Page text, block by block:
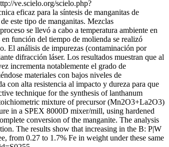
ve.scielo.org/scielo.php?
eficaz para la síntesis de manganitas de
este tipo de manganitas. Mezclas
se llevó a cabo a temperatura ambiente en
función del tiempo de molienda se realizó
El análisis de impurezas (contaminación por
difracción láser. Los resultados muestran que al
incrementa notablemente el grado de
materiales con bajos niveles de
con alta resistencia al impacto y dureza para que
technique for the synthesis of lanthanum
mixture of precursor (Mn2O3+La2O3)
in a SPEX 8000D mixer/mill, using hardened
conversion of the manganite. The analysis
The results show that increasing in the B: P|W
from 0.27 to 1.7% Fe in weight under these same